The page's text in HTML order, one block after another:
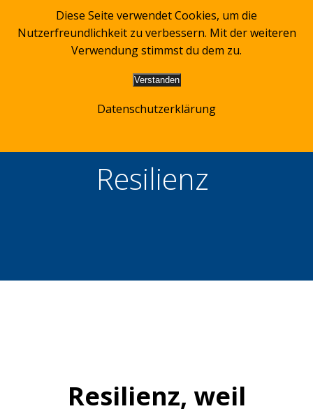
Zum
Inhalt
springen
Resilienz
Resilienz, weil
Diese Seite verwendet Cookies, um die
Nutzerfreundlichkeit zu verbessern. Mit der weiteren
Verwendung stimmst du dem zu.
Verstanden
Datenschutzerklärung